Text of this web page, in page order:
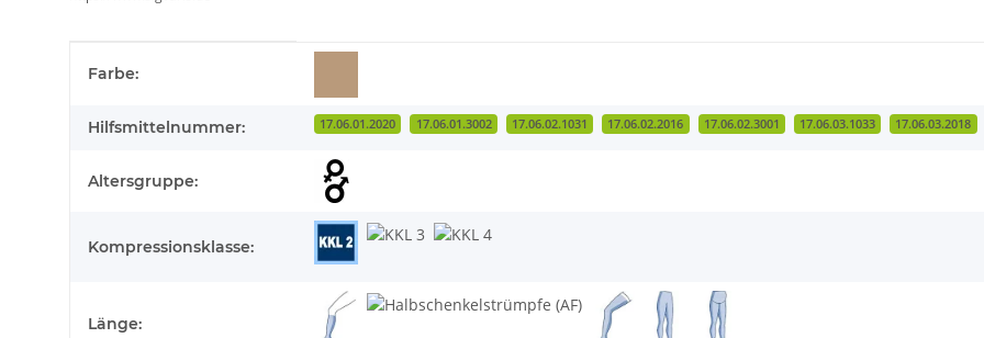
Farbe:
Hilfsmittelnummer: 17.06.01.2020 17.06.01.3002 17.06.02.1031 17.06.02.2016 17.06.02.3001 17.06.03.1033 17.06.03.2018
Altersgruppe:
Kompressionsklasse:
Länge: